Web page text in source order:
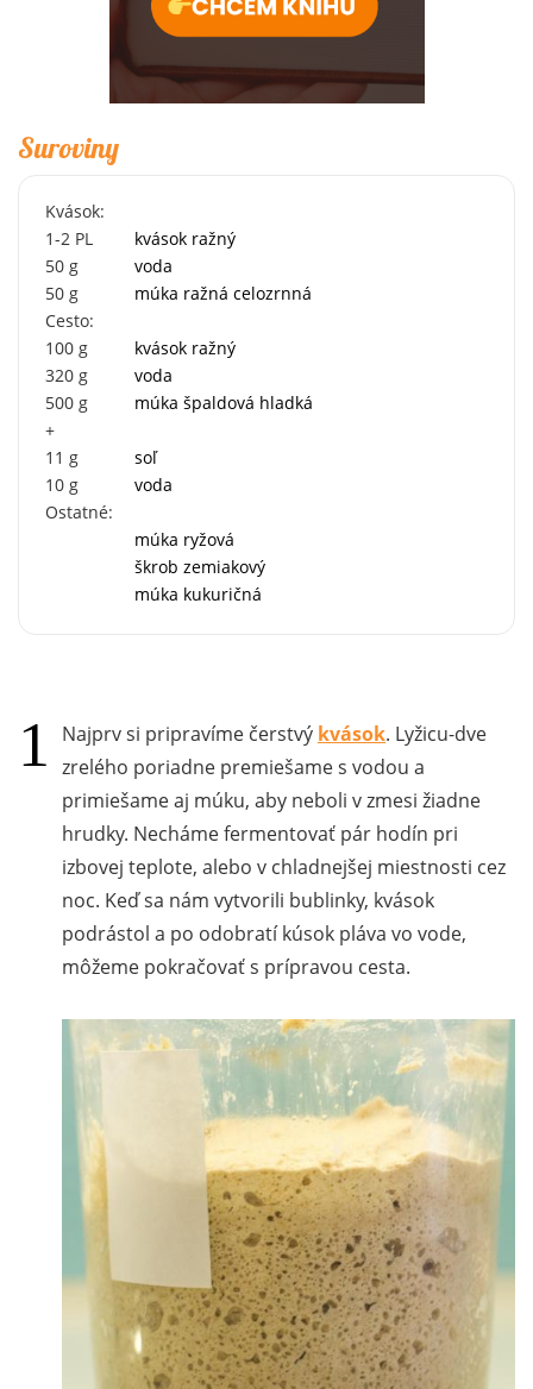
Suroviny
Kvások:
1-2 PL
kvások ražný
50 g
voda
50 g
múka ražná celozrnná
Cesto:
100 g
kvások ražný
320 g
voda
500 g
múka špaldová hladká
+
11 g
soľ
10 g
voda
Ostatné:
múka ryžová
škrob zemiakový
múka kukuričná
Najprv si pripravíme čerstvý kvások. Lyžicu-dve
zrelého poriadne premiešame s vodou a
primiešame aj múku, aby neboli v zmesi žiadne
hrudky. Necháme fermentovať pár hodín pri
izbovej teplote, alebo v chladnejšej miestnosti cez
noc. Keď sa nám vytvorili bublinky, kvások
podrástol a po odobratí kúsok pláva vo vode,
môžeme pokračovať s prípravou cesta.